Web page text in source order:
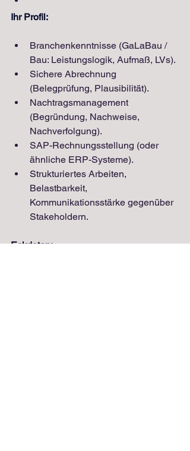
Ihr Profil:
Branchenkenntnisse (GaLaBau /
Bau: Leistungslogik, Aufmaß, LVs).
Sichere Abrechnung
(Belegprüfung, Plausibilität).
Nachtragsmanagement
(Begründung, Nachweise,
Nachverfolgung).
SAP-Rechnungsstellung (oder
ähnliche ERP-Systeme).
Strukturiertes Arbeiten,
Belastbarkeit,
Kommunikationsstärke gegenüber
Stakeholdern.
Eckdaten: